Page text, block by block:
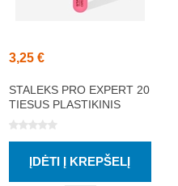
3,25 €
STALEKS PRO EXPERT 20
TIESUS PLASTIKINIS
ĮSTRIŽAS PAGRINDAS